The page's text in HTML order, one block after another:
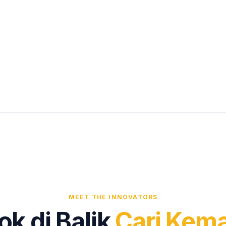
MEET THE INNOVATORS